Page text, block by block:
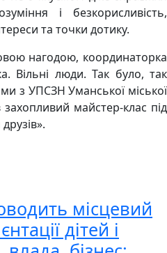
і безкорисливість,
та точки дотику.
нагодою, координаторка
Вільні люди. Так було, так
з УПСЗН Уманської міської
захопливий майстер-клас під
місцевий
дітей і